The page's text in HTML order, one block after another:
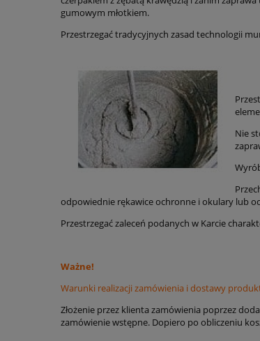
gumowym młotkiem.
Przestrzegać tradycyjnych zasad technologii
Nie
odpowiednie rękawice ochronne i okulary lub
Przestrzegać zaleceń podanych w Karcie
Ważne!
Warunki realizacji zamówienia i dostawy
Złożenie przez klienta zamówienia poprzez
zamówienie wstępne. Dopiero po obliczeniu